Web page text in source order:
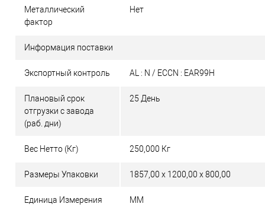
Металлический
фактор
Нет
Информация поставки
Экспортный контроль AL : N / ECCN : EAR99H
Плановый срок
отгрузки с завода
(раб. дни)
25 День
Вес Нетто (Кг) 250,000 Кг
Размеры Упаковки 1857,00 x 1200,00 x 800,00
Единица Измерения
MM